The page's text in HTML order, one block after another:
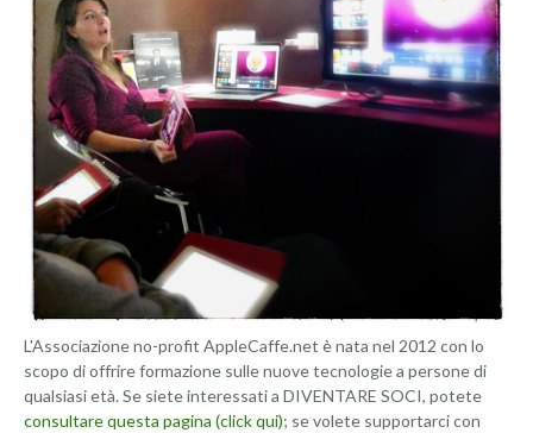
L'Associazione no-profit AppleCaffe.net è nata nel 2012 con lo
scopo di offrire formazione sulle nuove tecnologie a persone di
qualsiasi età. Se siete interessati a DIVENTARE SOCI, potete
consultare questa pagina (click qui); se volete supportarci con